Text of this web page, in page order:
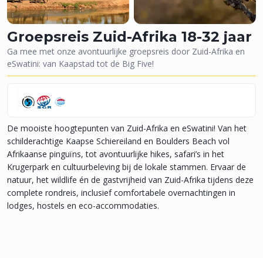
101 Foto's
Groepsreis Zuid-Afrika 18-32 jaar
Ga mee met onze avontuurlijke groepsreis door Zuid-Afrika en
eSwatini: van Kaapstad tot de Big Five!
De mooiste hoogtepunten van Zuid-Afrika en eSwatini! Van het
schilderachtige Kaapse Schiereiland en Boulders Beach vol
Afrikaanse pinguïns, tot avontuurlijke hikes, safari’s in het
Krugerpark en cultuurbeleving bij de lokale stammen. Ervaar de
natuur, het wildlife én de gastvrijheid van Zuid-Afrika tijdens deze
complete rondreis, inclusief comfortabele overnachtingen in
lodges, hostels en eco-accommodaties.